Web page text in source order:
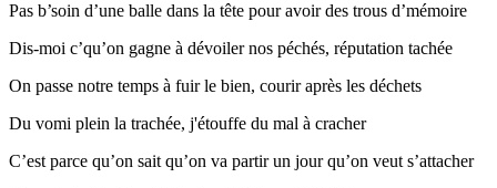
Pas b’soin d’une balle dans la tête pour avoir des trous d’mémoire
Dis-moi c’qu’on gagne à dévoiler nos péchés, réputation tachée
On passe notre temps à fuir le bien, courir après les déchets
Du vomi plein la trachée, j'étouffe du mal à cracher
C’est parce qu’on sait qu’on va partir un jour qu’on veut s’attacher